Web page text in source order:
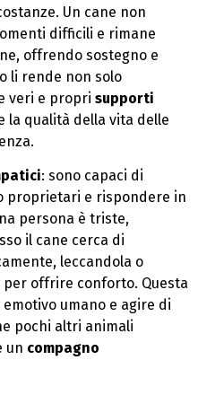
Un cane non
difficili e rimane
offrendo sostegno e
li rende non solo
veri e propri supporti
la qualità della vita delle
: sono capaci di
proprietari e rispondere in
persona è triste,
il cane cerca di
leccandola o
offrire conforto. Questa
umano e agire di
pochi altri animali
un compagno